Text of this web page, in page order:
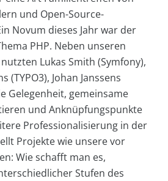
und Open-Source-
Novum dieses Jahr war der
PHP. Neben unseren
Lukas Smith (Symfony),
(TYPO3), Johan Janssens
Gelegenheit, gemeinsame
und Anknüpfungspunkte
Professionalisierung in der
Projekte wie unsere vor
Wie schafft man es,
Stufen des